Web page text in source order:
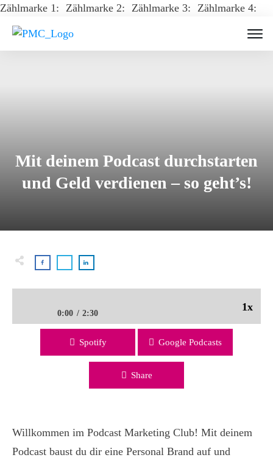
Zählmarke 1: Zählmarke 2: Zählmarke 3: Zählmarke 4:
Mit deinem Podcast durchstarten
und Geld verdienen – so geht’s!
1x
0:00 2:30
Mit deinem Podcast durchstarten und Geld verdienen – so
Spotify Google Podcasts
Share
Willkommen im Podcast Marketing Club! Mit deinem
Podcast baust du dir eine Personal Brand auf und